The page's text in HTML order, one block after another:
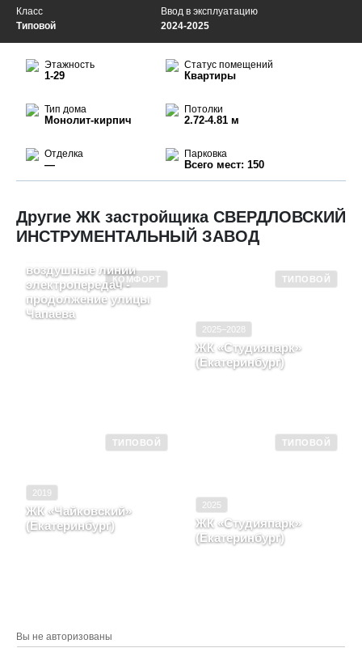
Ввод в эксплуатацию
2024-2025
Класс
Типовой
Этажность
1-29
Статус помещений
Квартиры
Тип дома
Монолит-кирпич
Потолки
2.72-4.81 м
Отделка
—
Парковка
Всего мест: 150
Другие ЖК застройщика СВЕРДЛОВСКИЙ
ИНСТРУМЕНТАЛЬНЫЙ ЗАВОД
КОМФОРТ
ЖК по адресу г.
Екатеринбург, улица
Авиационной -
воздушные линии
электропередач -
продолжение улицы
Чапаева
ТИПОВОЙ
2025–2028
ЖК «Студияпарк»
(Екатеринбург)
ТИПОВОЙ
2019
ЖК «Чайковский»
(Екатеринбург)
ТИПОВОЙ
2025
ЖК «Студияпарк»
(Екатеринбург)
Вы не авторизованы